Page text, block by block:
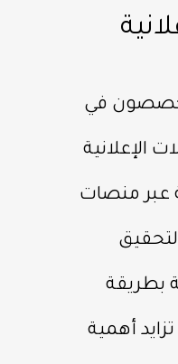
في
الإعلانية
عبر منصات
بطريقة
أهمية